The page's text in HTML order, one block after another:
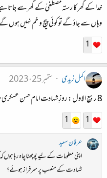
خدا کے گھر کا رستہ مصطفیٰ کے گھر سے جاتا
وہاں سے جاؤ گے تو کوئی پیچ و خم نہیں ہوں
1
اکمل زیدی
ستمبر 25، 2023
8 ربیع الاول : روزِ شہادت امام حسن عسکری علیہ السلام (والد امام مہدی علیہ السلام)
1
1
عرفان سعید
اپنی معلومات کے لیے پوچھنا چاہ رہا ہوں
شہادت کے منصب پر سرفراز ہوئے؟